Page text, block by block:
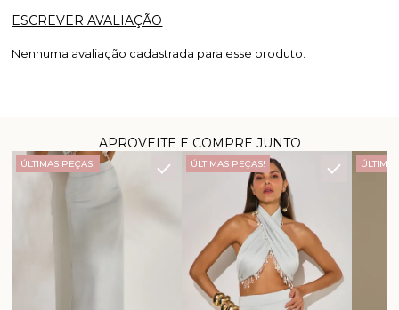
ESCREVER AVALIAÇÃO
Nenhuma avaliação cadastrada para esse produto.
APROVEITE E COMPRE JUNTO
ÚLTIMAS PEÇAS! ÚLTIMAS PEÇAS!